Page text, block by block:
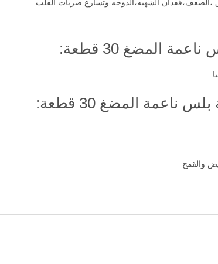
،الضعف،فقدان الشهيه،الدوخه وتسارع ضربات القلب
المضغ 30 قطعة:
ناعمة المضغ 30 قطعة:
والقمح